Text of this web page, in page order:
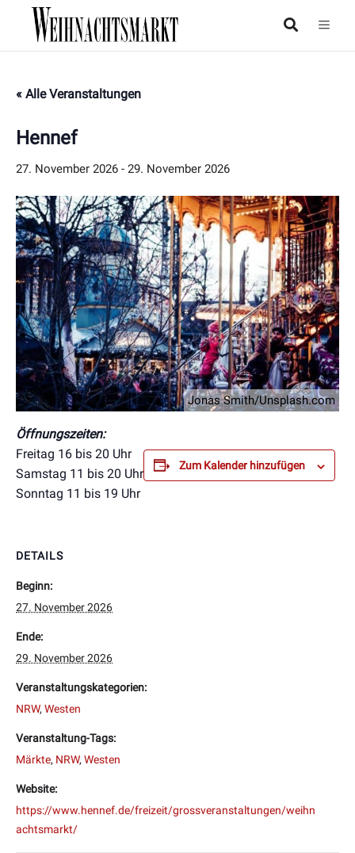
« Alle Veranstaltungen
Hennef
27. November 2026 - 29. November 2026
Jonas Smith/Unsplash.com
Öffnungszeiten:
Freitag 16 bis 20 Uhr
Samstag 11 bis 20 Uhr
Sonntag 11 bis 19 Uhr
Zum Kalender hinzufügen
DETAILS
Beginn:
27. November 2026
Ende:
29. November 2026
Veranstaltungskategorien:
NRW, Westen
Veranstaltung-Tags:
Märkte, NRW, Westen
Website:
https://www.hennef.de/freizeit/grossveranstaltungen/weihn
achtsmarkt/